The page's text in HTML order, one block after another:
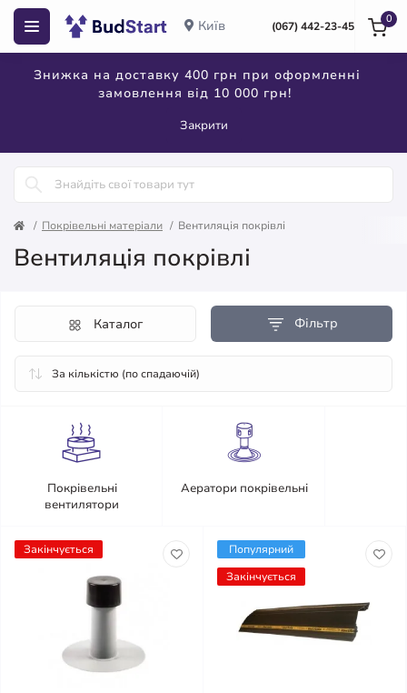
Київ (067) 442-23-45
Знижка на доставку 400 грн при оформленні
замовлення від 10 000 грн!
Закрити
0
Покрівельні матеріали Вентиляція покрівлі
Вентиляція покрівлі
Фільтр
Каталог
Покрівельні
вентилятори
Аератори покрівельні
Закінчується
Популярний
Закінчується